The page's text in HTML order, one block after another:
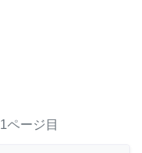
1ページ目